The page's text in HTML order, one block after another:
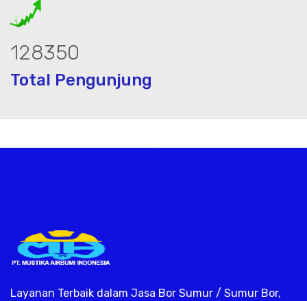
167760
Total Pengunjung
Layanan Terbaik dalam Jasa Bor Sumur / Sumur Bor,